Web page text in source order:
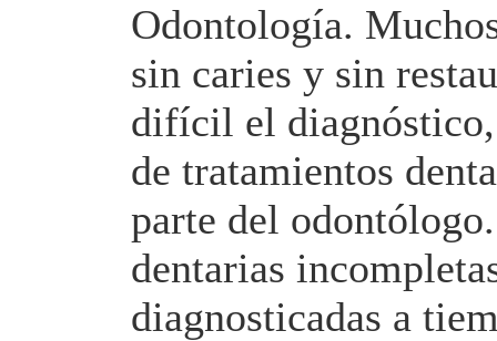
Odontología.
sin caries y sin
difícil el
de tratamientos
parte del
dentarias
diagnosticadas a